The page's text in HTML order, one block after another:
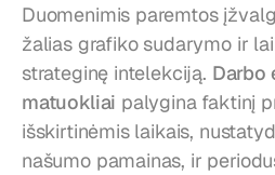
Duomenimis paremtos
žalias grafiko sudarymo ir
strateginę intelekciją. Darbo
matuokliai palygina faktinį
išskirtinėmis laikais,
našumo pamainas, ir